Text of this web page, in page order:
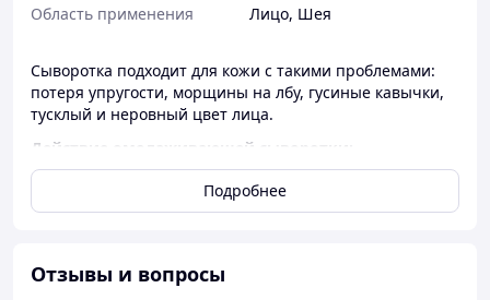
Область применения
Лицо, Шея
Сыворотка подходит для кожи с такими проблемами:
потеря упругости, морщины на лбу, гусиные кавычки,
тусклый и неровный цвет лица.
Действие омолаживающей сыворотки:
оказывает омолаживающее действие на кожу;
стимулирует естественную выработку
матрикса;
увеличивает упругость и эластичность;
Подробнее
Отзывы и вопросы